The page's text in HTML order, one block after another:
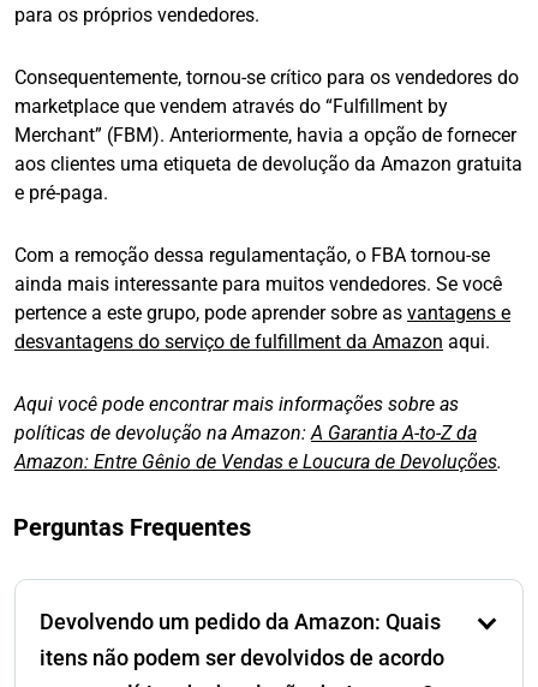
para os próprios vendedores.
Consequentemente, tornou-se crítico para os vendedores do
marketplace que vendem através do “Fulfillment by
Merchant” (FBM). Anteriormente, havia a opção de fornecer
aos clientes uma etiqueta de devolução da Amazon gratuita
e pré-paga.
Com a remoção dessa regulamentação, o FBA tornou-se
ainda mais interessante para muitos vendedores. Se você
pertence a este grupo, pode aprender sobre as vantagens e
desvantagens do serviço de fulfillment da Amazon aqui.
Aqui você pode encontrar mais informações sobre as
políticas de devolução na Amazon:A Garantia A-to-Z da
Amazon: Entre Gênio de Vendas e Loucura de Devoluções.
Perguntas Frequentes
Devolvendo um pedido da Amazon: Quais
itens não podem ser devolvidos de acordo